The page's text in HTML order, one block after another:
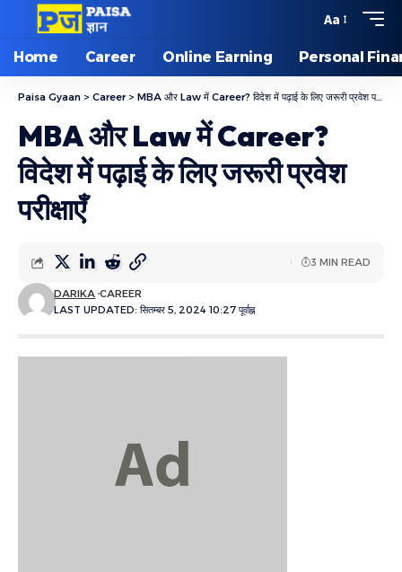
Aa
Home Career Online Earning Personal
Paisa Gyaan > Career> MBA और Law में Career? विदेश में पढ़ाई के लिए जरूरी प्रवेश परीक्षाएँ
MBA और Law में Career?
विदेश में पढ़ाई के लिए जरूरी प्रवेश
परीक्षाएँ
LAST UPDATED: सितम्बर 5, 2024 10:27 पूर्वाह्न
DARIKA CAREER
3 MIN READ